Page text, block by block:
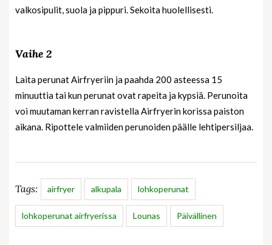
valkosipulit, suola ja pippuri. Sekoita huolellisesti.
Vaihe 2
Laita perunat Airfryeriin ja paahda 200 asteessa 15
minuuttia tai kun perunat ovat rapeita ja kypsiä. Perunoita
voi muutaman kerran ravistella Airfryerin korissa paiston
aikana. Ripottele valmiiden perunoiden päälle lehtipersiljaa.
Tags: airfryer alkupala lohkoperunat
lohkoperunat airfryerissa Lounas Päivällinen